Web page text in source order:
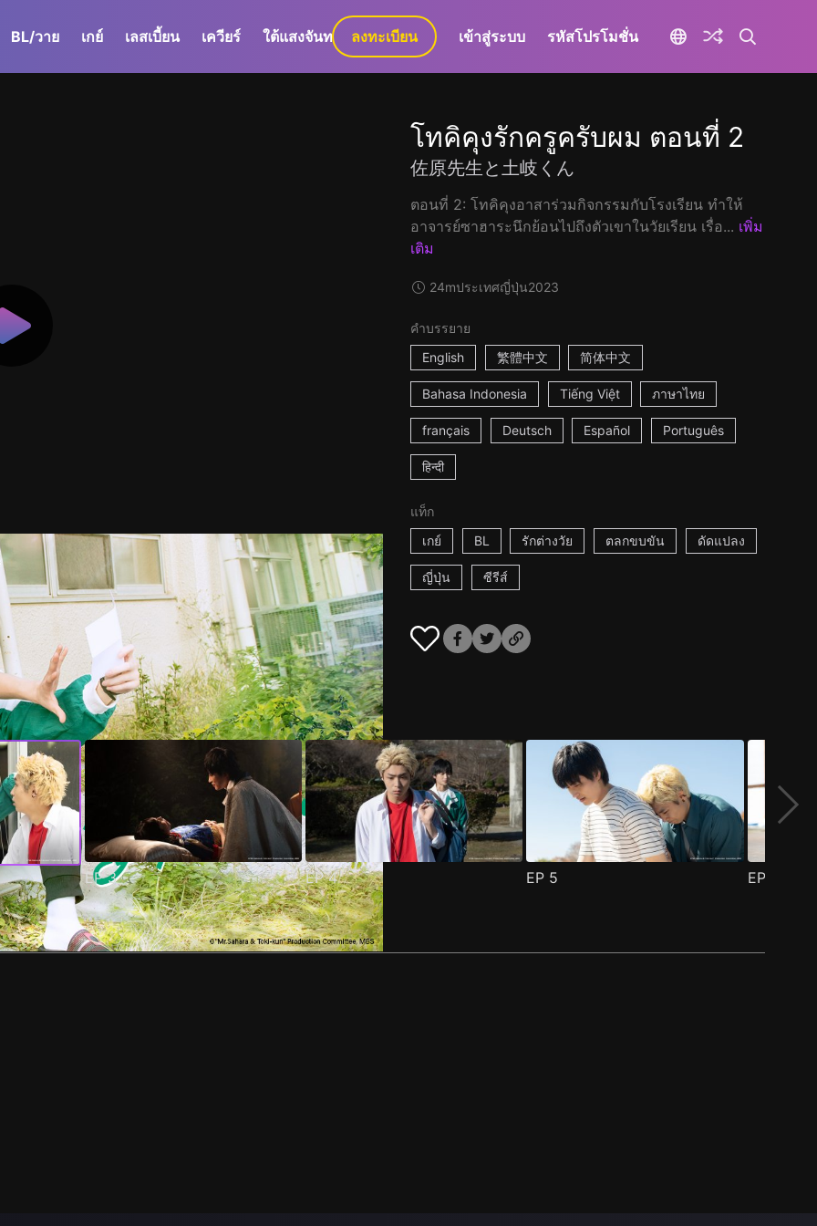
BL/วาย เกย์ เลสเบี้ยน เควียร์ ใต้แสงจันทร์ GaLa+
ลงทะเบียน เข้าสู่ระบบ รหัสโปรโมชั่น
โทคิคุงรักครูครับผม ตอนที่ 2
佐原先生と土岐くん
ตอนที่ 2: โทคิคุงอาสาร่วมกิจกรรมกับโรงเรียน ทำให้
อาจารย์ซาฮาระนึกย้อนไปถึงตัวเขาในวัยเรียน เรื่อ... เพิ่ม
เติม
24mประเทศญี่ปุ่น2023
คำบรรยาย
English
繁體中文 简体中文
Bahasa Indonesia Tiếng Việt ภาษาไทย
français Deutsch Español Português
हिन्दी
แท็ก
เกย์
BL รักต่างวัย ตลกขบขัน ดัดแปลง
ญี่ปุ่น ซีรีส์
EP3 EP4 EP 5 EP